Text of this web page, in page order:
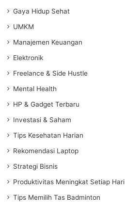
Gaya Hidup Sehat
UMKM
Manajemen Keuangan
Elektronik
Freelance & Side Hustle
Mental Health
HP & Gadget Terbaru
Investasi & Saham
Tips Kesehatan Harian
Rekomendasi Laptop
Strategi Bisnis
Produktivitas Meningkat Setiap Hari
Tips Memilih Tas Badminton